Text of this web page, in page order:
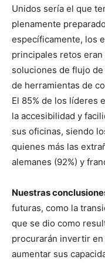
Unidos sería el que
plenamente
específicamente, los
principales retos
soluciones de flujo
de herramientas de
El 85% de los líderes
la accesibilidad y
sus oficinas, siendo
quienes más las
alemanes (92%) y
Nuestras
futuras, como la
que se dio como
procurarán invertir
aumentar sus